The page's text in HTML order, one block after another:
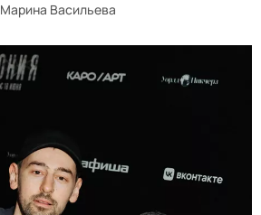
Марина Васильева